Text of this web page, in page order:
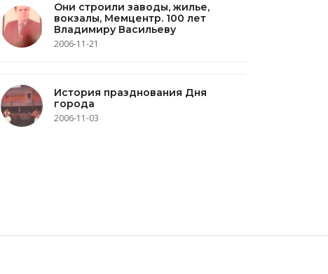
Они строили заводы, жилье,
вокзалы, Мемцентр. 100 лет
Владимиру Васильеву
2006-11-21
История празднования Дня
города
2006-11-03